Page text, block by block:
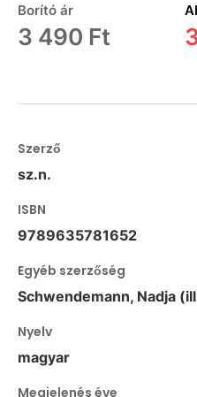
Borító ár
3 490 Ft
Szerző
sz.n.
ISBN
9789635781652
Egyéb szerzőség
Schwendemann, Nadja
Nyelv
magyar
Megjelenés éve